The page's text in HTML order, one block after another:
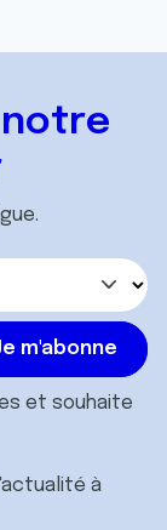
notre
et souhaite
à